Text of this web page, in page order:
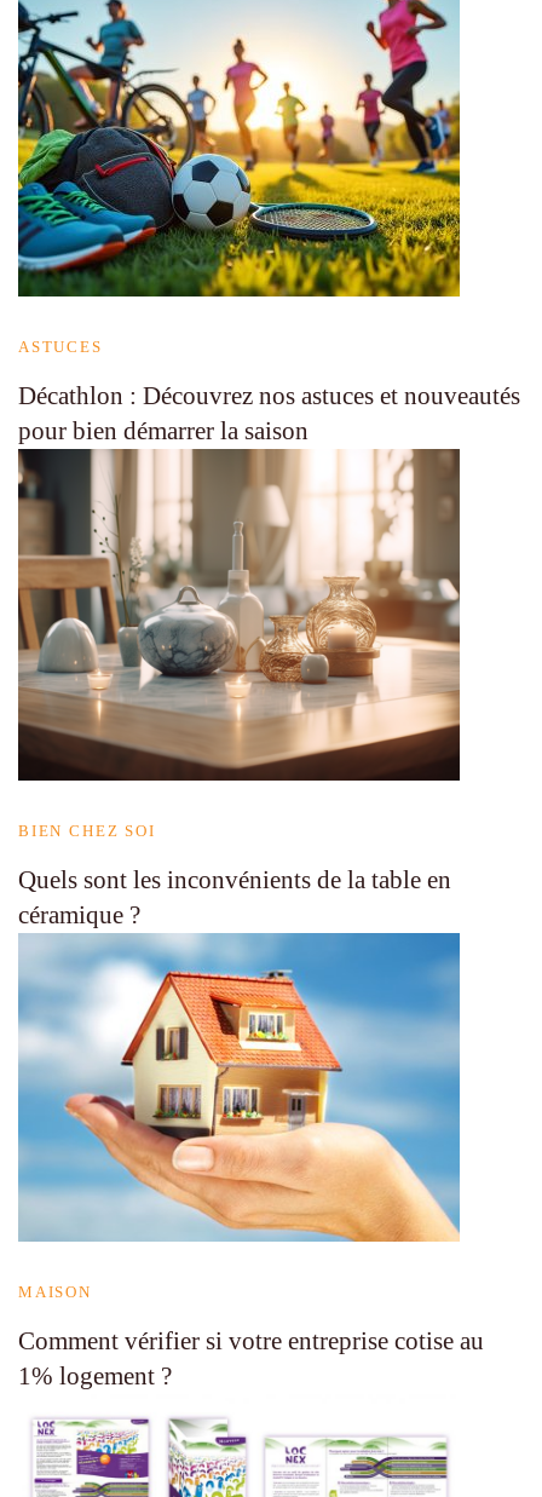
ASTUCES
Décathlon : Découvrez nos astuces et nouveautés
pour bien démarrer la saison
BIEN CHEZ SOI
Quels sont les inconvénients de la table en
céramique ?
MAISON
Comment vérifier si votre entreprise cotise au
1% logement ?